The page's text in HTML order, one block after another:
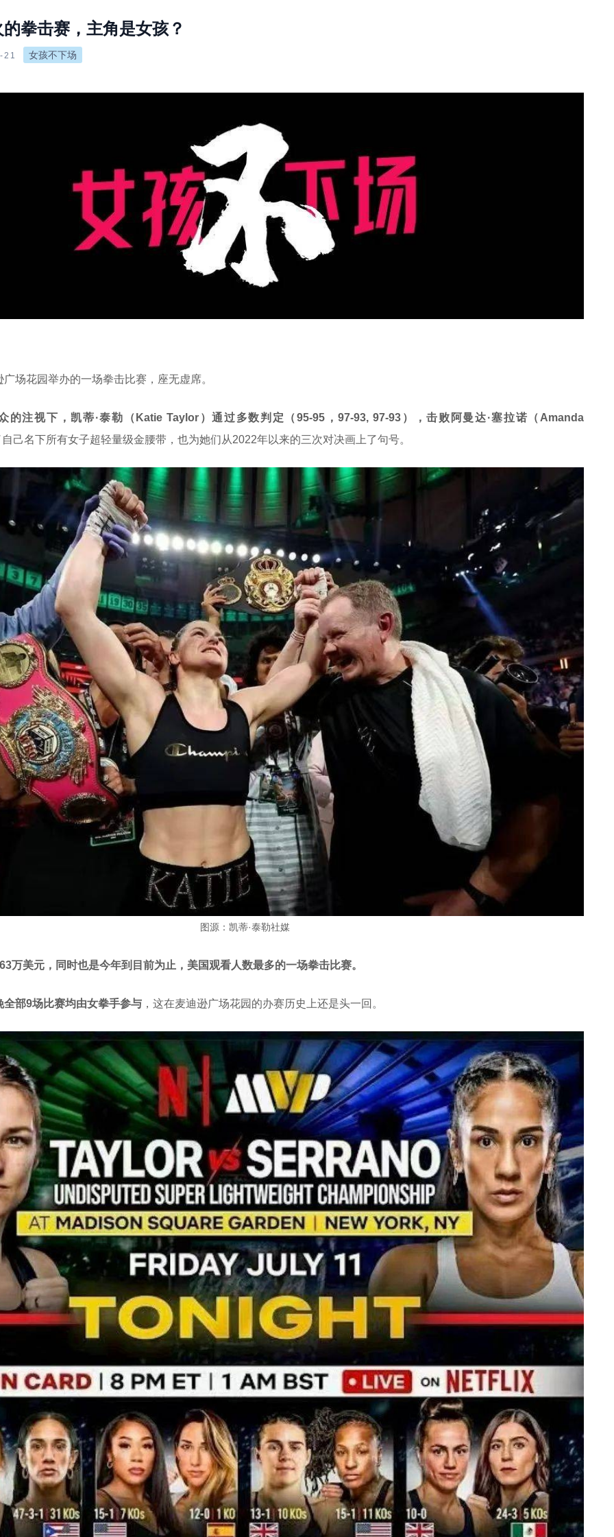
拳击赛，主角是女孩？
21 女孩不下场
场花园举办的一场拳击比赛，座无虚席。
的注视下，凯蒂·泰勒（Katie Taylor）通过多数判定（95-95，97-93, 97-93），击败阿曼达·塞拉诺（Amanda
己名下所有女子超轻量级金腰带，也为她们从2022年以来的三次对决画上了句号。
图源：凯蒂·泰勒社媒
万美元，同时也是今年到目前为止，美国观看人数最多的一场拳击比赛。
全部9场比赛均由女拳手参与 ，这在麦迪逊广场花园的办赛历史上还是头一回。